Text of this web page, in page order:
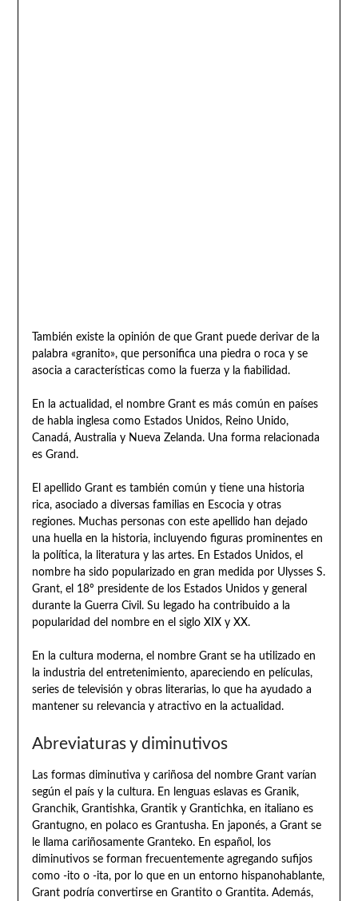
También existe la opinión de que Grant puede derivar de la
palabra «granito», que personifica una piedra o roca y se
asocia a características como la fuerza y la fiabilidad.
En la actualidad, el nombre Grant es más común en países
de habla inglesa como Estados Unidos, Reino Unido,
Canadá, Australia y Nueva Zelanda. Una forma relacionada
es Grand.
El apellido Grant es también común y tiene una historia
rica, asociado a diversas familias en Escocia y otras
regiones. Muchas personas con este apellido han dejado
una huella en la historia, incluyendo figuras prominentes en
la política, la literatura y las artes. En Estados Unidos, el
nombre ha sido popularizado en gran medida por Ulysses S.
Grant, el 18º presidente de los Estados Unidos y general
durante la Guerra Civil. Su legado ha contribuido a la
popularidad del nombre en el siglo XIX y XX.
En la cultura moderna, el nombre Grant se ha utilizado en
la industria del entretenimiento, apareciendo en películas,
series de televisión y obras literarias, lo que ha ayudado a
mantener su relevancia y atractivo en la actualidad.
Abreviaturas y diminutivos
Las formas diminutiva y cariñosa del nombre Grant varían
según el país y la cultura. En lenguas eslavas es Granik,
Granchik, Grantishka, Grantik y Grantichka, en italiano es
Grantugno, en polaco es Grantusha. En japonés, a Grant se
le llama cariñosamente Granteko. En español, los
diminutivos se forman frecuentemente agregando sufijos
como -ito o -ita, por lo que en un entorno hispanohablante,
Grant podría convertirse en Grantito o Grantita. Además,